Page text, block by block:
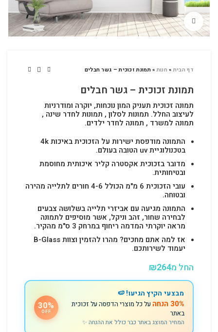
לחץ להגדלה
דף הבית» חנות»תמונת זכוכית – גשר חבלים
תמונת זכוכית – גשר חבלים
תמונה זכוכית תעניק המון נוכחות, יוקרה ומודרניות
לעיצוב החלל. תמונות לסלון , תמונות לחדר שינה ,
תמונה למשרד , תמונה לחדר ילדים.
התמונה מודפסת ישירות על הזכוכית באיכות 4k
בטכנולוגיית uv הטובה בעולם.
מדובר בזכוכית אקסטרה קליר איכותית מחוסמת
ובטיחותית.
עובי הזכוכית 6 מ"מ הכולל 4-6 חורים לתלייה מהירה
ובטוחה.
התמונה מגיעה עם אביזרי תלייה בשלושה צבעים
לבחירה שחור, זהב וניקל, אשר מוסיפים לתמונה
מראה יוקרתי המדמה ריחוף במרחק 3 ס"מ מהקיר.
אז למה אתם מחכים? מהרו להזמין וצוות B-Glass
יעמוד לשירותכם.
החל מ ₪264
מבצעי הקיץ הגיעו! 🍉
30% הנחה
על כל מוצרי הדפסה על זכוכית
באתר
המחיר המוצג באתר כבר כולל את ההנחה ✨
30%
OFF